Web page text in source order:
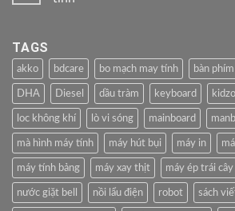
TAGS
akko bdcare bo mạch may tính bàn phím
DHA Diesel dầu tràm keyboard
loc không khí lò vi sóng mainboard
mà hình máy tính máy hút bụi máy in
máy tính bảng máy xay thịt máy ép trái cây
nước giặt bell nồi lẩu điện robot sách